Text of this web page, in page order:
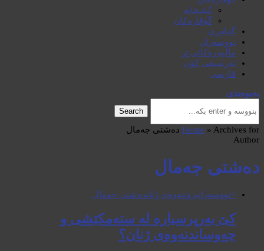
کتێبخانە
گۆڤارەکان
گەلەری
نووسەران
ماڵپەڕەکانی تر
ئەرشیفی کۆن
فارسی
پەیوەندی
Search
Home » Archives for دەشتی جەمال
Author
دەشتی جەمال
+نووسەرانبزوتنەوەی ژناندەشتی جەمال
کێ بەرپرسیارە لە ستەمکێشی و
چەوساندنەوەی ژنان؟